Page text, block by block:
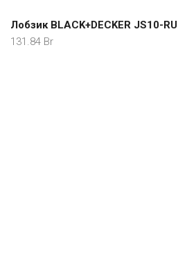
Лобзик BLACK+DECKER JS10-RU
131.84 Br